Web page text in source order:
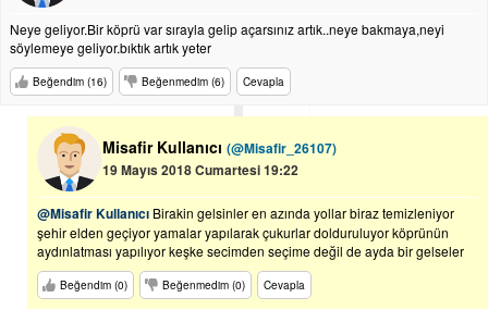
Neye geliyor.Bir köprü var sırayla gelip açarsınız artık..neye bakmaya,neyi
söylemeye geliyor.bıktık artık yeter
Beğendim (16) Beğenmedim (6) Cevapla
Misafir Kullanıcı (@Misafir_26107)
19 Mayıs 2018 Cumartesi 19:22
@Misafir Kullanıcı Birakin gelsinler en azında yollar biraz temizleniyor
şehir elden geçiyor yamalar yapılarak çukurlar dolduruluyor köprünün
aydınlatması yapılıyor keşke secimden seçime değil de ayda bir gelseler
Beğendim (0) Beğenmedim (0) Cevapla